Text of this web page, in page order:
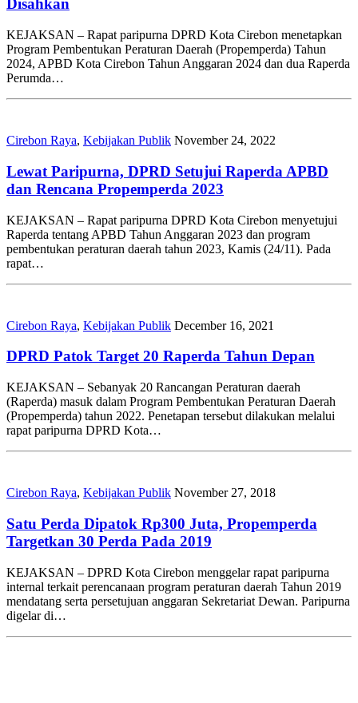
Disahkan
KEJAKSAN – Rapat paripurna DPRD Kota Cirebon menetapkan
Program Pembentukan Peraturan Daerah (Propemperda) Tahun
2024, APBD Kota Cirebon Tahun Anggaran 2024 dan dua Raperda
Perumda…
Cirebon Raya, Kebijakan Publik November 24, 2022
Lewat Paripurna, DPRD Setujui Raperda APBD
dan Rencana Propemperda 2023
KEJAKSAN – Rapat paripurna DPRD Kota Cirebon menyetujui
Raperda tentang APBD Tahun Anggaran 2023 dan program
pembentukan peraturan daerah tahun 2023, Kamis (24/11). Pada
rapat…
Cirebon Raya, Kebijakan Publik December 16, 2021
DPRD Patok Target 20 Raperda Tahun Depan
KEJAKSAN – Sebanyak 20 Rancangan Peraturan daerah
(Raperda) masuk dalam Program Pembentukan Peraturan Daerah
(Propemperda) tahun 2022. Penetapan tersebut dilakukan melalui
rapat paripurna DPRD Kota…
Cirebon Raya, Kebijakan Publik November 27, 2018
Satu Perda Dipatok Rp300 Juta, Propemperda
Targetkan 30 Perda Pada 2019
KEJAKSAN – DPRD Kota Cirebon menggelar rapat paripurna
internal terkait perencanaan program peraturan daerah Tahun 2019
mendatang serta persetujuan anggaran Sekretariat Dewan. Paripurna
digelar di…